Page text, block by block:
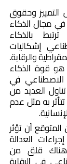
وحقوق
في مجال الذكاء
بالذكاء
إشكاليات
والرقابة.
قوة الذكاء
الاصطناعي في
العديد من
به مثل عدم
أن تؤثر
العدالة
هناك قلق من